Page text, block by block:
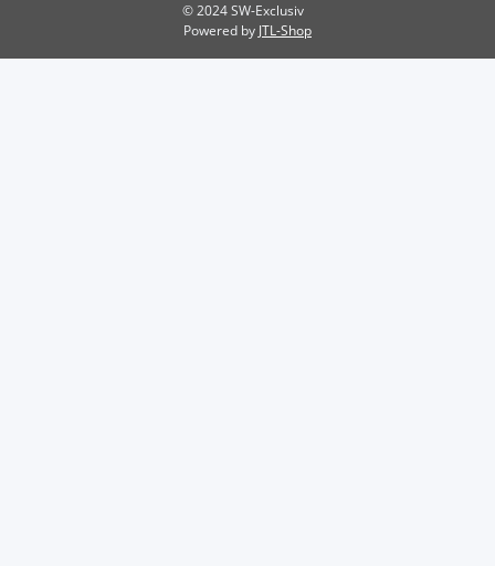
© 2024 SW-Exclusiv
Powered by JTL-Shop